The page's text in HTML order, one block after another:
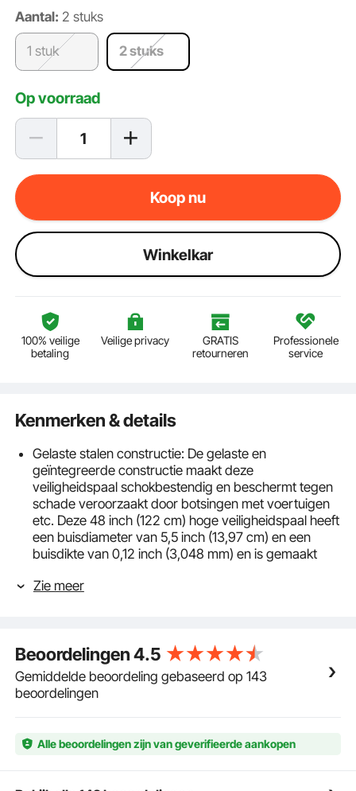
Aantal: 2 stuks
1 stuk 2 stuks
Op voorraad
Koop nu
Winkelkar
100% veilige
betaling
Veilige privacy
GRATIS
retourneren
Professionele
service
Kenmerken & details
Gelaste stalen constructie: De gelaste en
geïntegreerde constructie maakt deze
veiligheidspaal schokbestendig en beschermt tegen
schade veroorzaakt door botsingen met voertuigen
etc. Deze 48 inch (122 cm) hoge veiligheidspaal heeft
een buisdiameter van 5,5 inch (13,97 cm) en een
buisdikte van 0,12 inch (3,048 mm) en is gemaakt
duurzaamheid te garanderen.
de bovenzijde vergroot de zichtbaarheid nog verder.
Bovendien beschermt de poedercoating de paal
voldoende tegen slijtage en verlengt hij de
levensduur zonder het milieu te belasten.
dik en volledig aan de buis gelast. Vergeleken met
holle bolderplaten kunnen we het aardingsoppervlak
bereiken.
Zie meer
Beoordelingen4.5
Gemiddelde beoordeling gebaseerd op 143
beoordelingen
Alle beoordelingen zijn van geverifieerde aankopen